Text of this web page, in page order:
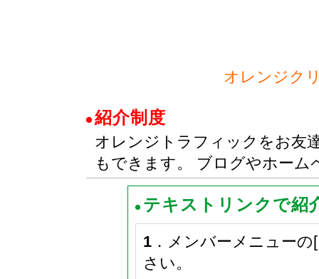
オレンジク
紹介制度
オレンジトラフィックをお友
もできます。 ブログやホー
テキストリンクで紹
1 ．メンバーメニュー
さい。